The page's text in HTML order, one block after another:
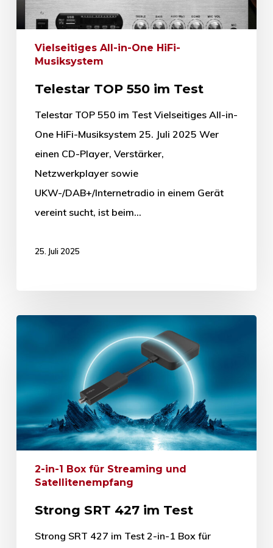
Vielseitiges All-in-One HiFi-
Musiksystem
Telestar TOP 550 im Test
Telestar TOP 550 im Test Vielseitiges All-in-
One HiFi-Musiksystem 25. Juli 2025 Wer
einen CD-Player, Verstärker,
Netzwerkplayer sowie
UKW-/DAB+/Internetradio in einem Gerät
vereint sucht, ist beim…
25. Juli 2025
2-in-1 Box für Streaming und
Satellitenempfang
Strong SRT 427 im Test
Strong SRT 427 im Test 2-in-1 Box für